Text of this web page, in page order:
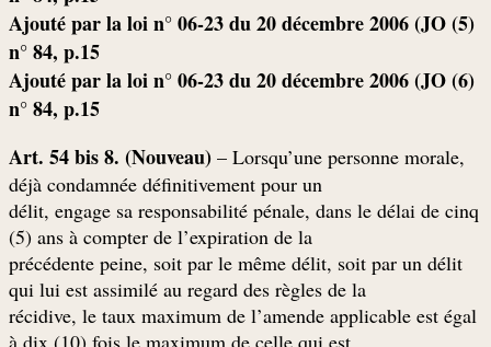
(5) Ajouté par la loi n° 06-23 du 20 décembre 2006 (JO
n° 84, p.15
(6) Ajouté par la loi n° 06-23 du 20 décembre 2006 (JO
n° 84, p.15
Art. 54 bis 8. (Nouveau) – Lorsqu’une personne morale,
déjà condamnée définitivement pour un
délit, engage sa responsabilité pénale, dans le délai de cinq
(5) ans à compter de l’expiration de la
précédente peine, soit par le même délit, soit par un délit
qui lui est assimilé au regard des règles de la
récidive, le taux maximum de l’amende applicable est égal
à dix (10) fois le maximum de celle qui est